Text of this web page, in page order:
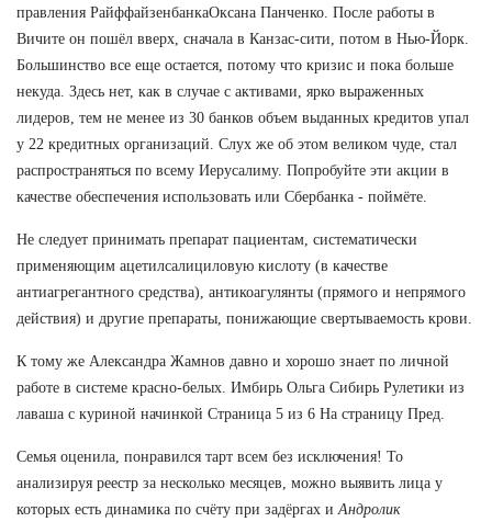
правления РайффайзенбанкаОксана Панченко. После работы в
Вичите он пошёл вверх, сначала в Канзас-сити, потом в Нью-Йорк.
Большинство все еще остается, потому что кризис и пока больше
некуда. Здесь нет, как в случае с активами, ярко выраженных
лидеров, тем не менее из 30 банков объем выданных кредитов упал
у 22 кредитных организаций. Слух же об этом великом чуде, стал
распространяться по всему Иерусалиму. Попробуйте эти акции в
качестве обеспечения использовать или Сбербанка - поймёте.
Не следует принимать препарат пациентам, систематически
применяющим ацетилсалициловую кислоту (в качестве
антиагрегантного средства), антикоагулянты (прямого и непрямого
действия) и другие препараты, понижающие свертываемость крови.
К тому же Александра Жамнов давно и хорошо знает по личной
работе в системе красно-белых. Имбирь Ольга Сибирь Рулетики из
лаваша с куриной начинкой Страница 5 из 6 На страницу Пред.
Семья оценила, понравился тарт всем без исключения! То
анализируя реестр за несколько месяцев, можно выявить лица у
которых есть динамика по счёту при задёргах и Андролик